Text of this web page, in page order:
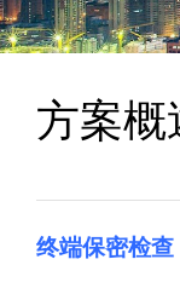
方案概
终端保密检查